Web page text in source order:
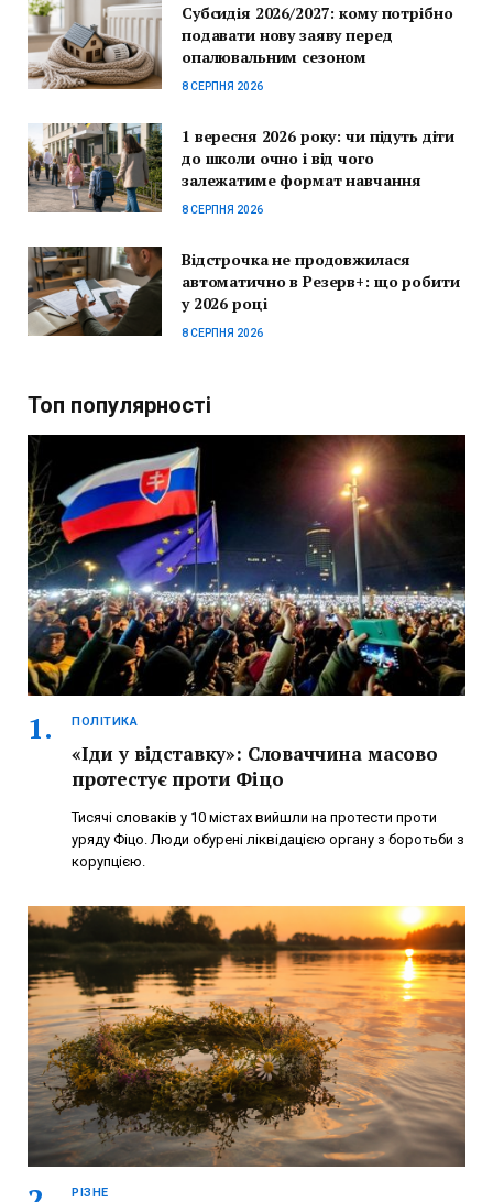
Субсидія 2026/2027: кому потрібно
подавати нову заяву перед
опалювальним сезоном
8 СЕРПНЯ 2026
1 вересня 2026 року: чи підуть діти
до школи очно і від чого
залежатиме формат навчання
8 СЕРПНЯ 2026
Відстрочка не продовжилася
автоматично в Резерв+: що робити
у 2026 році
8 СЕРПНЯ 2026
Топ популярності
ПОЛІТИКА
«Іди у відставку»: Словаччина масово
протестує проти Фіцо
Тисячі словаків у 10 містах вийшли на протести проти
уряду Фіцо. Люди обурені ліквідацією органу з боротьби з
корупцією.
РІЗНЕ